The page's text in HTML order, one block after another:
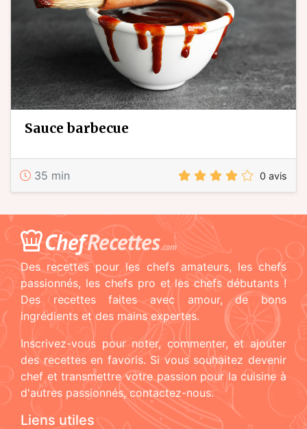
sauce barbecue
35 min 0 avis
ChefRecettes.com
Des recettes pour les chefs amateurs, les chefs
passionnés, les chefs pro et les chefs débutants !
Des recettes faites avec amour, de bons
ingrédients et des mains expertes.
Inscrivez-vous pour noter, commenter, et ajouter
des recettes en favoris. Si vous souhaitez devenir
chef et transmettre votre passion pour la cuisine à
d'autres passionnés, contactez-nous.
Liens utiles